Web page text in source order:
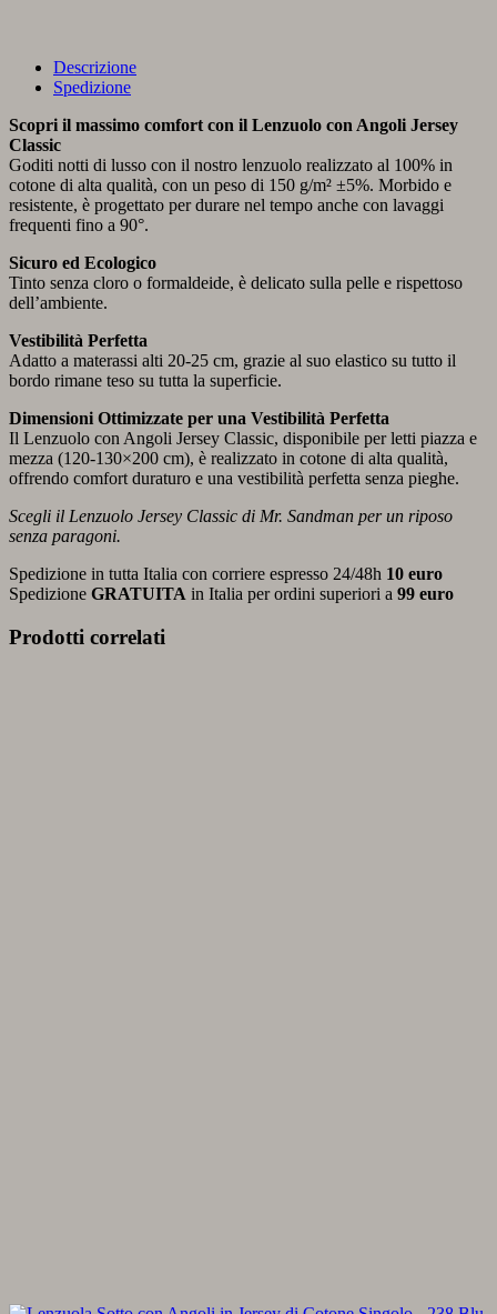
Descrizione
Spedizione
Scopri il massimo comfort con il Lenzuolo con Angoli Jersey
Classic
Goditi notti di lusso con il nostro lenzuolo realizzato al 100% in
cotone di alta qualità, con un peso di 150 g/m² ±5%. Morbido e
resistente, è progettato per durare nel tempo anche con lavaggi
frequenti fino a 90°.
Sicuro ed Ecologico
Tinto senza cloro o formaldeide, è delicato sulla pelle e rispettoso
dell’ambiente.
Vestibilità Perfetta
Adatto a materassi alti 20-25 cm, grazie al suo elastico su tutto il
bordo rimane teso su tutta la superficie.
Dimensioni Ottimizzate per una Vestibilità Perfetta
Il Lenzuolo con Angoli Jersey Classic, disponibile per letti piazza e
mezza (120-130×200 cm), è realizzato in cotone di alta qualità,
offrendo comfort duraturo e una vestibilità perfetta senza pieghe.
Scegli il Lenzuolo Jersey Classic di Mr. Sandman per un riposo
senza paragoni.
Spedizione in tutta Italia con corriere espresso 24/48h 10 euro
Spedizione GRATUITA in Italia per ordini superiori a 99 euro
Prodotti correlati